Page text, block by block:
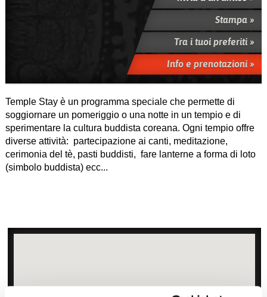
Stampa »
Tra i tuoi preferiti »
Info e prenotazioni »
Temple Stay è un programma speciale che permette di
soggiornare un pomeriggio o una notte in un tempio e di
sperimentare la cultura buddista coreana. Ogni tempio offre
diverse attività: partecipazione ai canti, meditazione,
cerimonia del tè, pasti buddisti, fare lanterne a forma di loto
(simbolo buddista) ecc...